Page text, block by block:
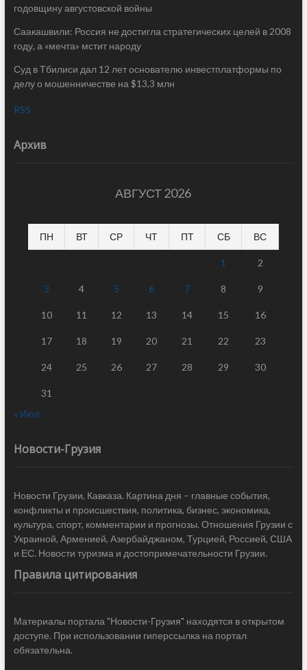
годовщину августовской войны
Саакашвили: Россия не достигла стратегических целей в 2008
году, а «мечта» мстит народу
Суд в Тбилиси дал 12 лет основателю инвестплатформы по
делу о мошенничестве на $13,3 млн
RSS
Архив
АВГУСТ 2026
ПН ВТ СР ЧТ ПТ СБ ВС
1 2
3 4 5 6 7 8 9
10 11 12 13 14 15 16
17 18 19 20 21 22 23
24 25 26 27 28 29 30
31
« Июл
Новости-Грузия
Новости Грузии, Кавказа. Картина дня – главные события,
конфликты и происшествия, политика, бизнес, экономика,
культура, спорт, комментарии и прогнозы. Отношения Грузии с
Украиной, Арменией, Азербайджаном, Турцией, Россией, США
и ЕС. Новости туризма и достопримечательности Грузии.
Правила цитирования
Материалы портала "Новости-Грузия" находятся в открытом
доступе. При использовании гиперссылка на портал
обязательна.